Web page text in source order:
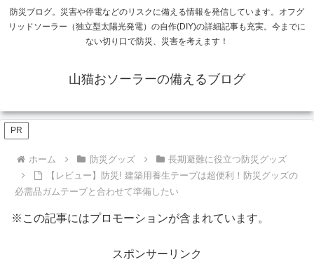
防災ブログ。災害や停電などのリスクに備える情報を発信しています。オフグ
リッドソーラー（独立型太陽光発電）の自作(DIY)の詳細記事も充実。今までに
ない切り口で防災、災害を考えます！
山猫おソーラーの備えるブログ
ホーム 防災グッズ
長期避難に役立つ防災グッズ
【レビュー】防災! 建築用養生テープは超便利！防災グッズの
必需品ガムテープと合わせて準備したい
PR
※この記事にはプロモーションが含まれています。
スポンサーリンク